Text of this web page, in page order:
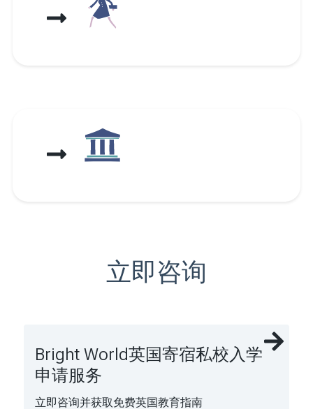
立即咨询
Bright World英国寄宿私校入学
申请服务
立即咨询并获取免费英国教育指南